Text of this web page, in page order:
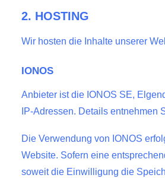
2. HOSTING
Wir hosten die Inhalte unserer
IONOS
Anbieter ist die IONOS SE,
IP-Adressen. Details entnehmen
Die Verwendung von IONOS
Website. Sofern eine
soweit die Einwilligung die